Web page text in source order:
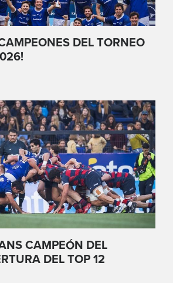
DEL TORNEO
CAMPEÓN DEL
DEL TOP 12